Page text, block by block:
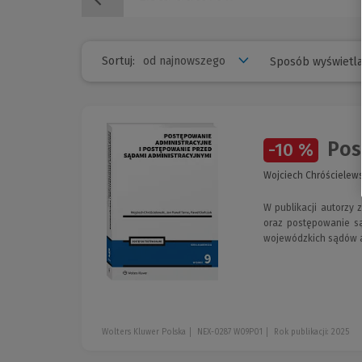
Sortuj: Sposób
-10 %
Wojciech
W publikacji autorzy
oraz postępowanie
wojewódzkich sądów
Wolters Kluwer Polska NEX-0287 W09P01 Rok publikacji: 2025